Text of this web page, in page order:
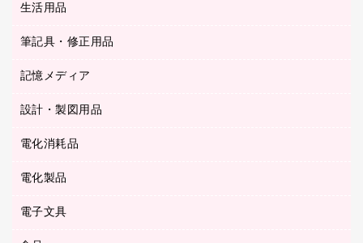
２穴リフィル・２穴インデックス
３０穴リフィル・３０穴インデックス
ＰＯＰ用品
スティックのり
スプレーのり クリーナー
セロハンテープ
デスクトレー
デスクマット
カウネットギフト
カウネットギフト（食品・飲料）
カウネットギフト
生活用品
その他雑貨
キッチン用品
スポーツ・レジャー用品
スリッパ・サンダル・シューズ
ティッシュペーパー
筆記具・修正用品
シャープペンシル
シャープペンシル用替芯
ボールペン用替芯
ボールペン（ゲルインク）
記憶メディア
ブルーレイディスク
メディア収納用品
ＣＤ－ＲＷ
ＤＶＤ
設計・製図用品
設計・製図用品
電化消耗品
アルバム
デスクライト
電化製品
その他電化製品
キッチン・調理家電
電子文具